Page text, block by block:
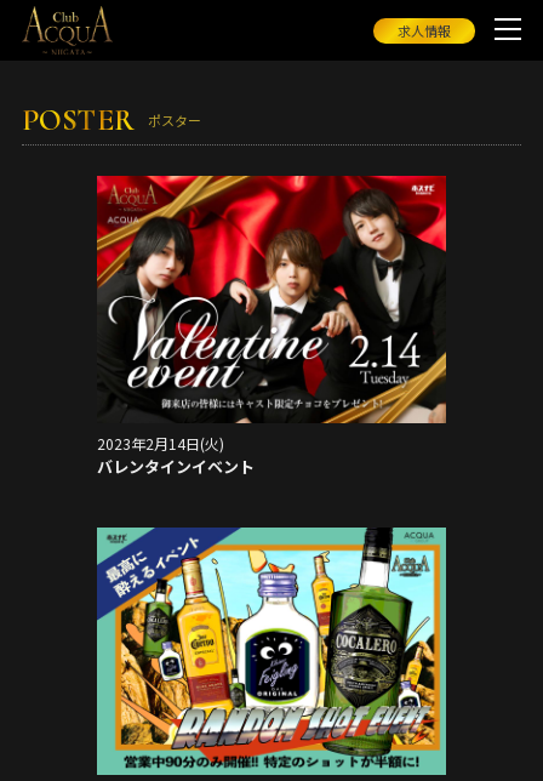
求人情報
POSTER ポスター
2023年2月14日(火)
バレンタインイベント